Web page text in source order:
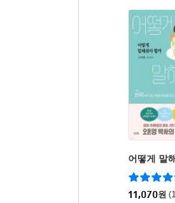
어떻게 말
11,070원